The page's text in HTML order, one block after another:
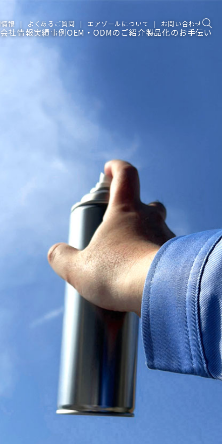
報 よくあるご質問 エアゾールについて お問い合わせ
会社情報実績事例OEM・ODMのご紹介製品化のお手伝い